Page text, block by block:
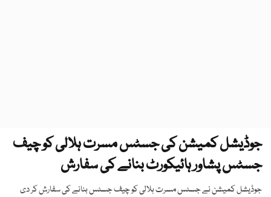
جوڈیشل کمیشن کی جسٹس مسرت ہلالی کو چیف
جسٹس پشاور ہائیکورٹ بنانے کی سفارش
جوڈیشل کمیشن نے جسٹس مسرت ہلالی کو چیف جسٹس بنانے کی سفارش کر دی